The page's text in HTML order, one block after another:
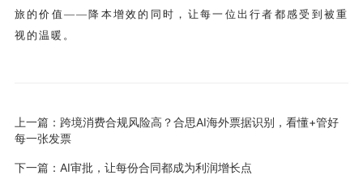
旅的价值——降本增效的同时，让每一位出行者都感受到被重
视的温暖。
上一篇： 跨境消费合规风险高？合思AI海外票据识别，看懂+管好
每一张发票
下一篇： AI审批，让每份合同都成为利润增长点